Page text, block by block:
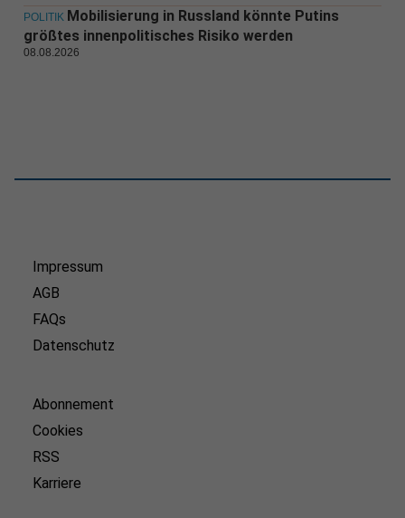
POLITIK Mobilisierung in Russland könnte Putins
größtes innenpolitisches Risiko werden
08.08.2026
Impressum
AGB
FAQs
Datenschutz
Abonnement
Cookies
RSS
Karriere